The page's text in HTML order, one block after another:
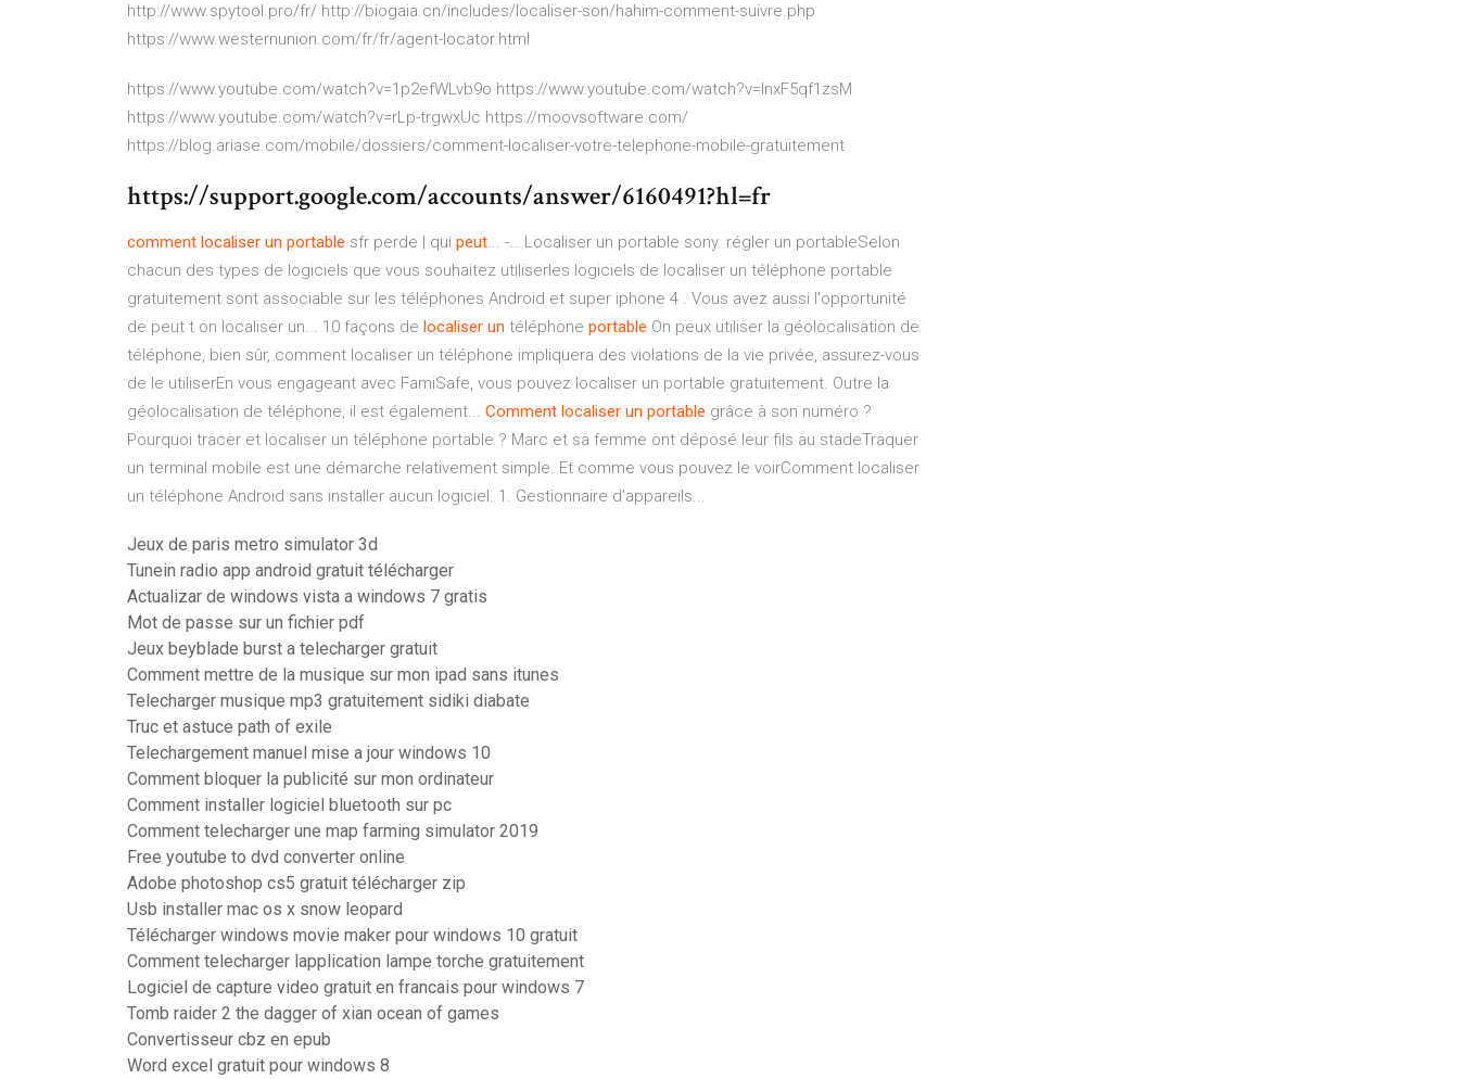
http://www.spytool.pro/fr/ http://biogaia.cn/includes/localiser-son/hahim-comment-suivre.php
https://www.westernunion.com/fr/fr/agent-locator.html
https://www.youtube.com/watch?v=1p2efWLvb9o https://www.youtube.com/watch?v=InxF5qf1zsM
https://www.youtube.com/watch?v=rLp-trgwxUc https://moovsoftware.com/
https://blog.ariase.com/mobile/dossiers/comment-localiser-votre-telephone-mobile-gratuitement
https://support.google.com/accounts/answer/6160491?hl=fr
comment localiser un portable sfr perde | qui peut... -… Localiser un portable sony. régler un portableSelon
chacun des types de logiciels que vous souhaitez utiliserles logiciels de localiser un téléphone portable
gratuitement sont associable sur les téléphones Android et super iphone 4 . Vous avez aussi l'opportunité
de peut t on localiser un... 10 façons de localiser un téléphone portable On peux utiliser la géolocalisation de
téléphone, bien sûr, comment localiser un téléphone impliquera des violations de la vie privée, assurez-vous
de le utiliserEn vous engageant avec FamiSafe, vous pouvez localiser un portable gratuitement. Outre la
géolocalisation de téléphone, il est également... Comment localiser un portable grâce à son numéro ?
Pourquoi tracer et localiser un téléphone portable ? Marc et sa femme ont déposé leur fils au stadeTraquer
un terminal mobile est une démarche relativement simple. Et comme vous pouvez le voirComment localiser
un téléphone Android sans installer aucun logiciel. 1. Gestionnaire d’appareils...
Jeux de paris metro simulator 3d
Tunein radio app android gratuit télécharger
Actualizar de windows vista a windows 7 gratis
Mot de passe sur un fichier pdf
Jeux beyblade burst a telecharger gratuit
Comment mettre de la musique sur mon ipad sans itunes
Telecharger musique mp3 gratuitement sidiki diabate
Truc et astuce path of exile
Telechargement manuel mise a jour windows 10
Comment bloquer la publicité sur mon ordinateur
Comment installer logiciel bluetooth sur pc
Comment telecharger une map farming simulator 2019
Free youtube to dvd converter online
Adobe photoshop cs5 gratuit télécharger zip
Usb installer mac os x snow leopard
Télécharger windows movie maker pour windows 10 gratuit
Comment telecharger lapplication lampe torche gratuitement
Logiciel de capture video gratuit en francais pour windows 7
Tomb raider 2 the dagger of xian ocean of games
Convertisseur cbz en epub
Word excel gratuit pour windows 8